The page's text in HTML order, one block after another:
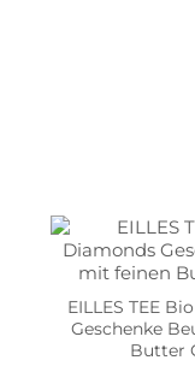
EILLES TEE
Geschenke
Butter